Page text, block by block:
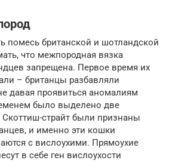
помесь британской и шотландской
что межпородная вязка
запрещена. Первое время их
– британцы разбавляли
давая проявиться аномалиям
было выделено две
страйт были признаны
и именно эти кошки
с вислоухими. Прямоухие
в себе ген вислоухости